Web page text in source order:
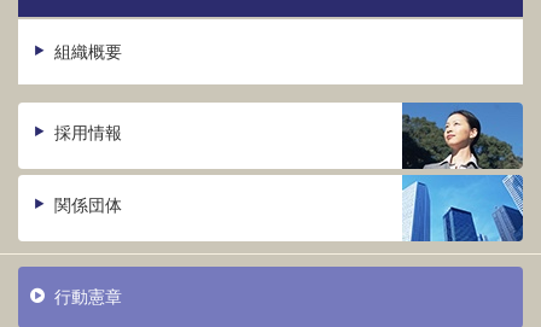
組織概要
採用情報
関係団体
行動憲章